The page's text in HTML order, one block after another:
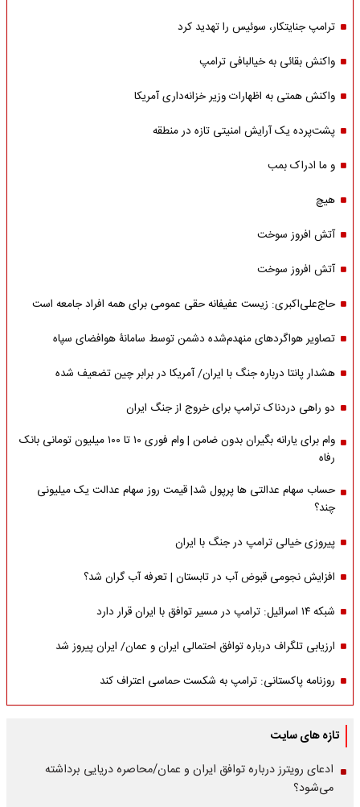
ترامپ جنایتکار، سوئیس را تهدید کرد
واکنش بقائی به خیالبافی ترامپ
واکنش همتی به اظهارات وزیر خزانه‌داری آمریکا
پشت‌پرده یک آرایش امنیتی تازه در منطقه
و ما ادراک بمب
هیچ
آتش افروز سوخت
آتش افروز سوخت
حاج‌علی‌اکبری: زیست عفیفانه حقی عمومی برای همه افراد جامعه است
تصاویر هواگردهای منهدم‌شده دشمن توسط سامانۀ هوافضای سپاه
هشدار پانتا درباره جنگ با ایران/ آمریکا در برابر چین تضعیف شده
دو راهی دردناک ترامپ برای خروج از جنگ ایران
وام برای یارانه بگیران بدون ضامن | وام فوری ۱۰ تا ۱۰۰ میلیون تومانی بانک
رفاه
حساب سهام عدالتی ها پرپول شد| قیمت روز سهام عدالت یک میلیونی
چند؟
پیروزی خیالی ترامپ در جنگ با ایران
افزایش نجومی قبوض آب در تابستان | تعرفه آب گران شد؟
شبکه ۱۴ اسرائیل: ترامپ در مسیر توافق با ایران قرار دارد
ارزیابی تلگراف درباره توافق احتمالی ایران و عمان/ ایران پیروز شد
روزنامه پاکستانی: ترامپ به شکست حماسی اعتراف کند
تازه های سایت
ادعای رویترز درباره توافق ایران و عمان/محاصره دریایی برداشته
می‌شود؟